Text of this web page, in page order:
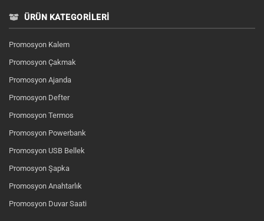
ÜRÜN KATEGORILERI
Promosyon Kalem
Promosyon Çakmak
Promosyon Ajanda
Promosyon Defter
Promosyon Termos
Promosyon Powerbank
Promosyon USB Bellek
Promosyon Şapka
Promosyon Anahtarlık
Promosyon Duvar Saati